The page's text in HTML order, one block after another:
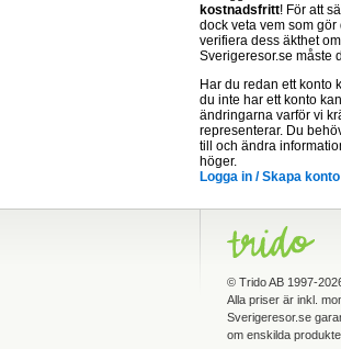
kostnadsfritt! För att
dock veta vem som
verifiera dess äkthet
Sverigeresor.se måste
Har du redan ett konto
du inte har ett konto
ändringarna varför vi
representerar. Du
till och ändra
höger.
Logga in / Skapa konto
© Trido AB 1997-
Alla priser är inkl.
Sverigeresor.se
om enskilda